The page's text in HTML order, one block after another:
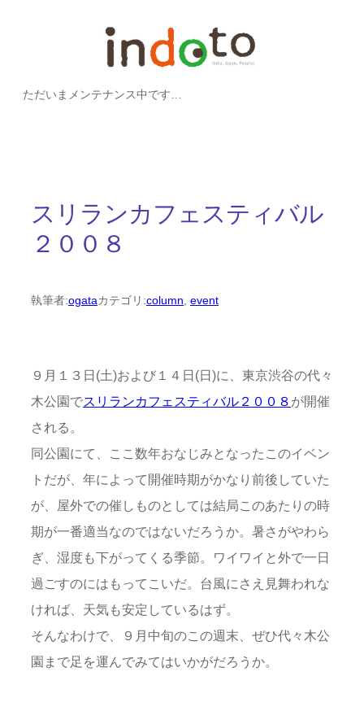
ただいまメンテナンス中です…
スリランカフェスティバル
２００８
執筆者:ogataカテゴリ:column event
９月１３日(土)および１４日(日)に、東京渋谷の代々
木公園でスリランカフェスティバル２００８ が開催
される。
同公園にて、ここ数年おなじみとなったこのイベン
トだが、年によって開催時期がかなり前後していた
が、屋外での催しものとしては結局このあたりの時
期が一番適当なのではないだろうか。暑さがやわら
ぎ、湿度も下がってくる季節。ワイワイと外で一日
過ごすのにはもってこいだ。台風にさえ見舞われな
ければ、天気も安定しているはず。
そんなわけで、９月中旬のこの週末、ぜひ代々木公
園まで足を運んでみてはいかがだろうか。